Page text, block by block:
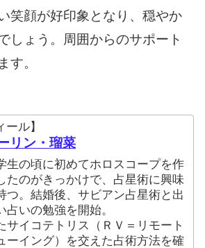
笑顔が好印象となり、穏やか
しょう。周囲からのサポート
す。
ール】
リン・瑠菜
生の頃に初めてホロスコープを作
たのがきっかけで、占星術に興味
つ。結婚後、サビアン占星術と出
占いの勉強を開始。
サイコテトリス（ＲＶ＝リモート
ーイング）を交えた占術方法を確